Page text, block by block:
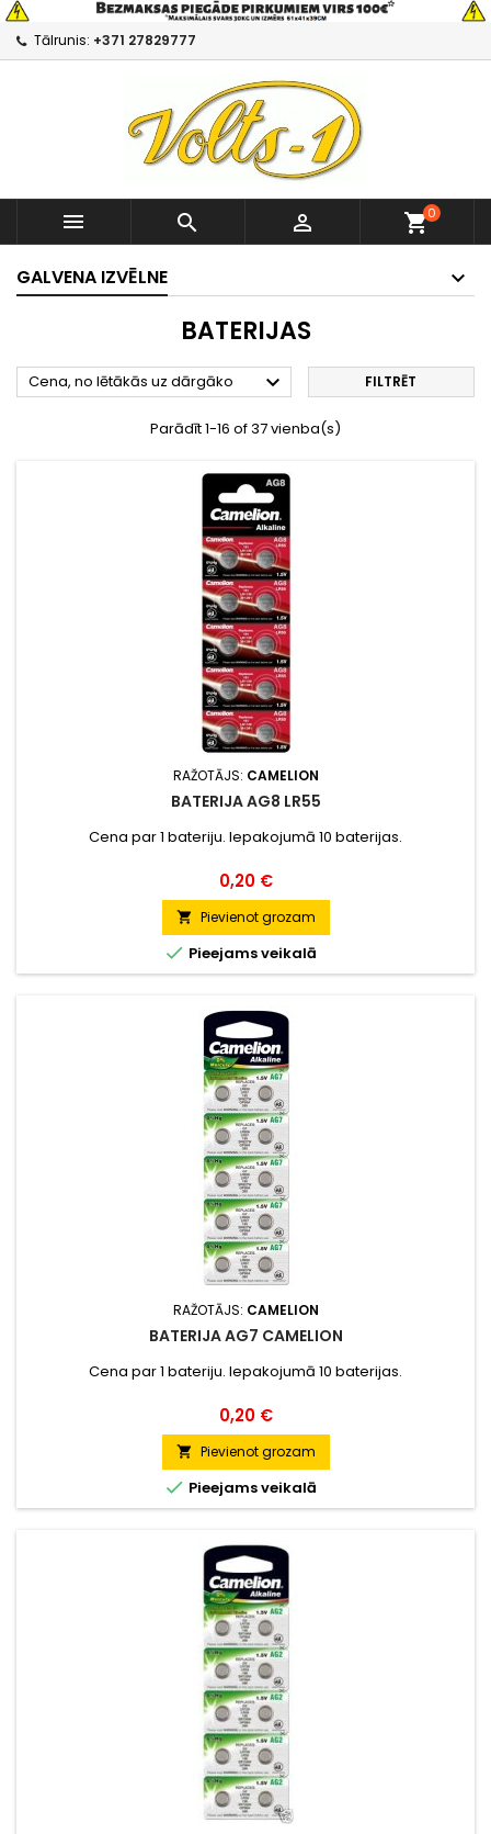
Tālrunis: +371 27829777
   shopping_cart0
GALVENA IZVĒLNE
BATERIJAS
Cena, no lētākās uz dārgāko  FILTRĒT
Parādīt 1-16 of 37 vienba(s)
RAŽOTĀJS: CAMELION
BATERIJA AG8 LR55
Cena par 1 bateriju. Iepakojumā 10 baterijas.
Cena
0,20 €
 Pievienot grozam
 Pieejams veikalā
RAŽOTĀJS: CAMELION
BATERIJA AG7 CAMELION
Cena par 1 bateriju. Iepakojumā 10 baterijas.
Cena
0,20 €
 Pievienot grozam
 Pieejams veikalā